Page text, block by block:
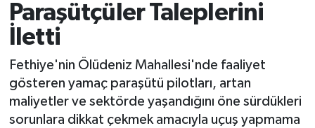
Paraşütçüler Taleplerini
İletti
Fethiye'nin Ölüdeniz Mahallesi'nde faaliyet
gösteren yamaç paraşütü pilotları, artan
maliyetler ve sektörde yaşandığını öne sürdükleri
sorunlara dikkat çekmek amacıyla uçuş yapmama
Eğitim
Ekonomi
Kültür
Muğla Trafik Yoğunluk Haritası
Süper Lig Puan Durumu ve Fikstür
Tüm Manşetler